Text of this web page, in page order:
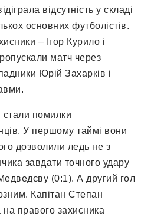
відсутність у складі
основних футболістів.
– Ігор Курило і
матч через
Юрій Захарків і
стали помилки
У першому таймі вони
дозволили ледь не з
завдати точного удару
(0:1). А другий гол
Капітан Степан
на правого захисника